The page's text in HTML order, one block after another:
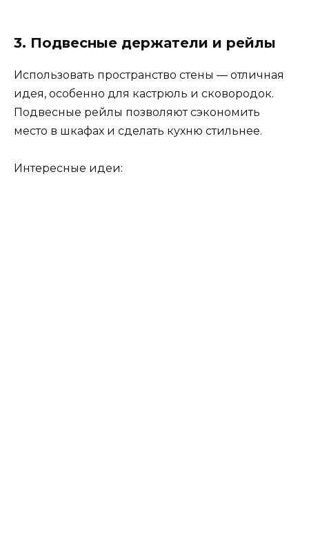
3. Подвесные держатели и рейлы
Использовать пространство стены — отличная
идея, особенно для кастрюль и сковородок.
Подвесные рейлы позволяют сэкономить
место в шкафах и сделать кухню стильнее.
Интересные идеи: